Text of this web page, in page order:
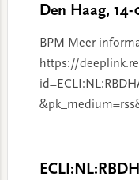
Den Haag, 14-
BPM Meer
https://